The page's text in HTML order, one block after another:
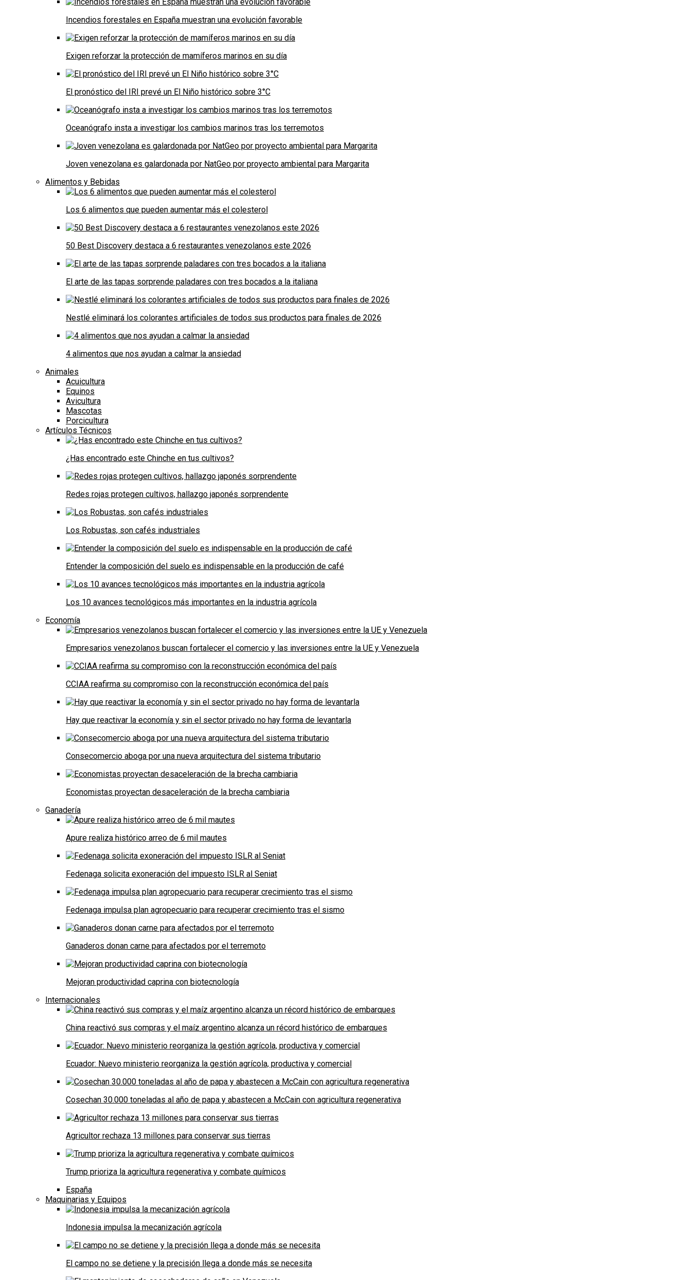
Incendios forestales en España muestran una evolución favorable
Exigen reforzar la protección de mamíferos marinos en su día
El pronóstico del IRI prevé un El Niño histórico sobre 3°C
Oceanógrafo insta a investigar los cambios marinos tras los terremotos
Joven venezolana es galardonada por NatGeo por proyecto ambiental para Margarita
Alimentos y Bebidas
Los 6 alimentos que pueden aumentar más el colesterol
50 Best Discovery destaca a 6 restaurantes venezolanos este 2026
El arte de las tapas sorprende paladares con tres bocados a la italiana
Nestlé eliminará los colorantes artificiales de todos sus productos para finales de 2026
4 alimentos que nos ayudan a calmar la ansiedad
Animales
Acuicultura
Equinos
Avicultura
Mascotas
Porcicultura
Artículos Técnicos
¿Has encontrado este Chinche en tus cultivos?
Redes rojas protegen cultivos, hallazgo japonés sorprendente
Los Robustas, son cafés industriales
Entender la composición del suelo es indispensable en la producción de café
Los 10 avances tecnológicos más importantes en la industria agrícola
Economía
Empresarios venezolanos buscan fortalecer el comercio y las inversiones entre la UE y Venezuela
CCIAA reafirma su compromiso con la reconstrucción económica del país
Hay que reactivar la economía y sin el sector privado no hay forma de levantarla
Consecomercio aboga por una nueva arquitectura del sistema tributario
Economistas proyectan desaceleración de la brecha cambiaria
Ganadería
Apure realiza histórico arreo de 6 mil mautes
Fedenaga solicita exoneración del impuesto ISLR al Seniat
Fedenaga impulsa plan agropecuario para recuperar crecimiento tras el sismo
Ganaderos donan carne para afectados por el terremoto
Mejoran productividad caprina con biotecnología
Internacionales
China reactivó sus compras y el maíz argentino alcanza un récord histórico de embarques
Ecuador: Nuevo ministerio reorganiza la gestión agrícola, productiva y comercial
Cosechan 30.000 toneladas al año de papa y abastecen a McCain con agricultura regenerativa
Agricultor rechaza 13 millones para conservar sus tierras
Trump prioriza la agricultura regenerativa y combate químicos
España
Maquinarias y Equipos
Indonesia impulsa la mecanización agrícola
El campo no se detiene y la precisión llega a donde más se necesita